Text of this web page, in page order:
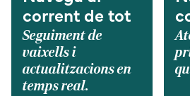
corrent de tot
Seguiment de
vaixells i
actualitzacions en
temps real.